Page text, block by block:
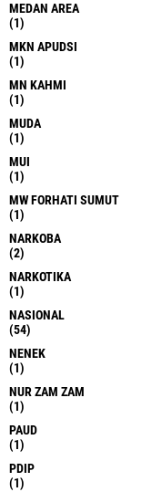
MEDAN AREA
(1)
MKN APUDSI
(1)
MN KAHMI
(1)
MUDA
(1)
MUI
(1)
MW FORHATI SUMUT
(1)
NARKOBA
(2)
NARKOTIKA
(1)
NASIONAL
(54)
NENEK
(1)
NUR ZAM ZAM
(1)
PAUD
(1)
PDIP
(1)